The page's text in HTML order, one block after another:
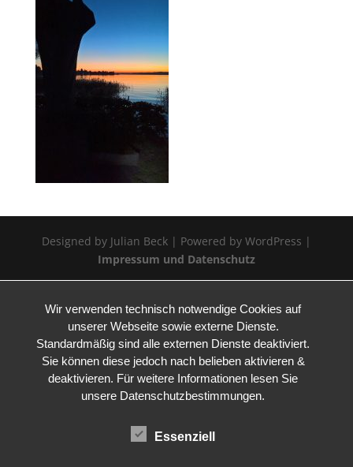
Designed by Julian Beck | Powered by WordPress |
Impressum und Datenschutz
Wir verwenden technisch notwendige Cookies auf
unserer Webseite sowie externe Dienste.
Standardmäßig sind alle externen Dienste deaktiviert.
Sie können diese jedoch nach belieben aktivieren &
deaktivieren. Für weitere Informationen lesen Sie
unsere Datenschutzbestimmungen.
Essenziell